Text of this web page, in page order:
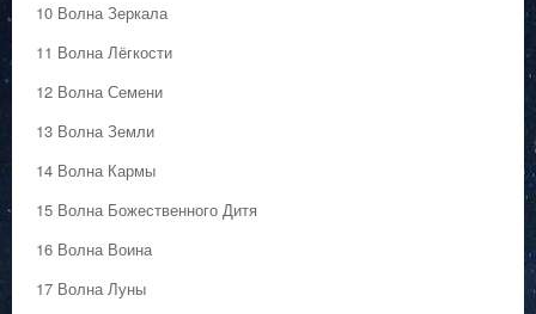
10 Волна Зеркала
11 Волна Лёгкости
12 Волна Семени
13 Волна Земли
14 Волна Кармы
15 Волна Божественного Дитя
16 Волна Воина
17 Волна Луны